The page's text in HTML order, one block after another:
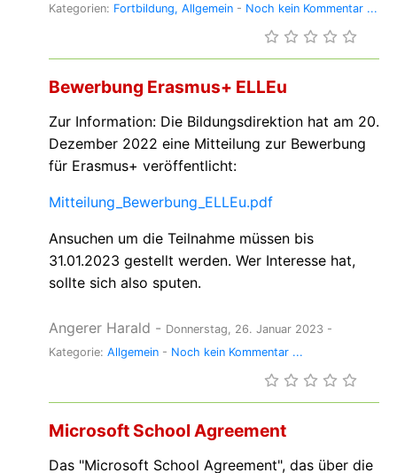
Kategorien: Fortbildung Allgemein - Noch kein Kommentar ...
Bewerbung Erasmus+ ELLEu
Zur Information: Die Bildungsdirektion hat am 20.
Dezember 2022 eine Mitteilung zur Bewerbung
für Erasmus+ veröffentlicht:
Mitteilung_Bewerbung_ELLEu.pdf
Ansuchen um die Teilnahme müssen bis
31.01.2023 gestellt werden. Wer Interesse hat,
sollte sich also sputen.
Angerer Harald - Donnerstag, 26. Januar 2023 -
Kategorie: Allgemein - Noch kein Kommentar ...
Microsoft School Agreement
Das "Microsoft School Agreement", das über die